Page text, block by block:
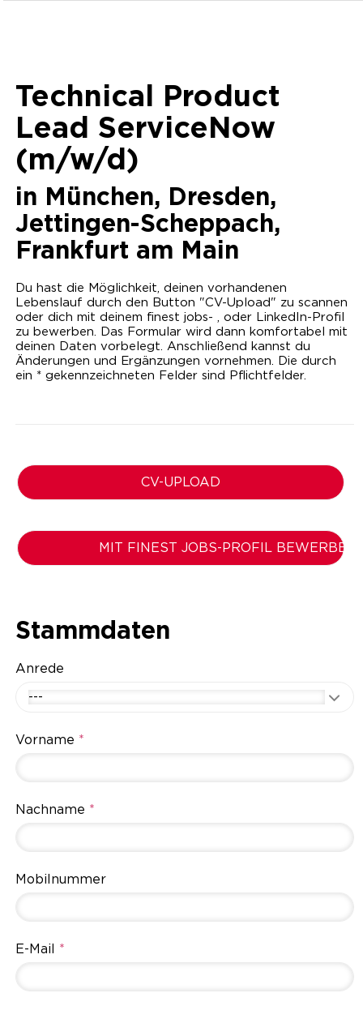
Technical Product
Lead ServiceNow
(m/w/d)
in München, Dresden,
Jettingen-Scheppach,
Frankfurt am Main
Du hast die Möglichkeit, deinen vorhandenen
Lebenslauf durch den Button "CV-Upload" zu scannen
oder dich mit deinem finest jobs- , oder LinkedIn-Profil
zu bewerben. Das Formular wird dann komfortabel mit
deinen Daten vorbelegt. Anschließend kannst du
Änderungen und Ergänzungen vornehmen. Die durch
ein * gekennzeichneten Felder sind Pflichtfelder.
CV-UPLOAD
MIT FINEST JOBS-PROFIL BEWERBEN
Stammdaten
Anrede
---
Vorname *
Nachname *
Mobilnummer
E-Mail *